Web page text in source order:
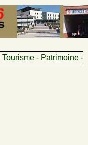
- Patrimoine -